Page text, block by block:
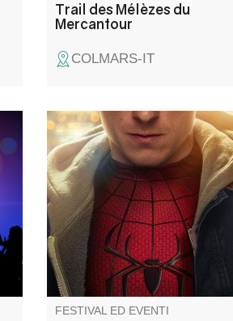
Trail des Mélèzes du
Mercantour
COLMARS-IT
Projection d'un film en plein air
: prévoyez un plaid, les soirées
sont fraîches à la Palud-sur-
Verdon... Possibilité d'amener
son transat également !
FESTIVAL ED EVENTI